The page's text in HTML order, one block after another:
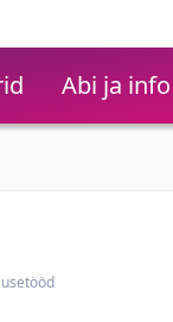
Abi ja info